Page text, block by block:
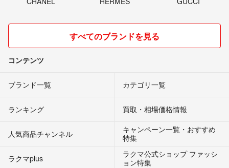
すべてのブランドを見る
コンテンツ
ブランド一覧 カテゴリ一覧
ランキング 買取・相場価格情報
人気商品チャンネル
キャンペーン一覧・おすすめ
特集
ラクマplus
ラクマ公式ショップ ファッシ
ョン特集